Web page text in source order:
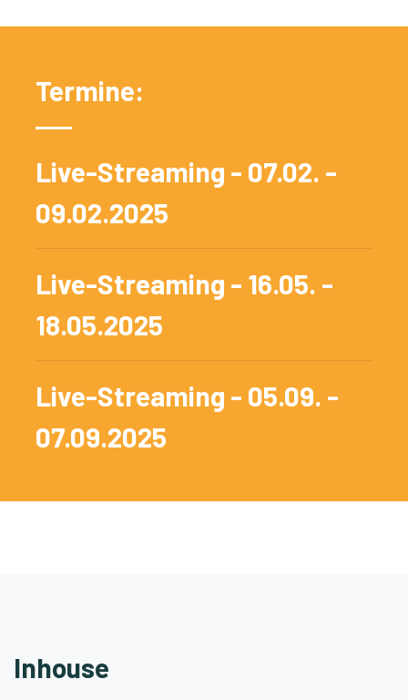
Termine:
Live-Streaming - 07.02. -
09.02.2025
Live-Streaming - 16.05. -
18.05.2025
Live-Streaming - 05.09. -
07.09.2025
Inhouse